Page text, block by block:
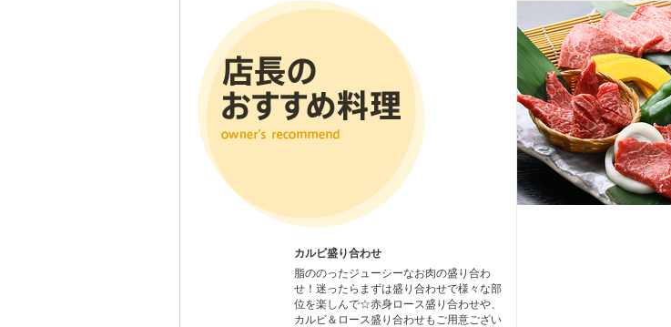
カルビ盛り合わせ
脂ののったジューシーなお肉の盛り合わ
せ！迷ったらまずは盛り合わせで様々な部
位を楽しんで☆赤身ロース盛り合わせや、
カルビ＆ロース盛り合わせもご用意ござい